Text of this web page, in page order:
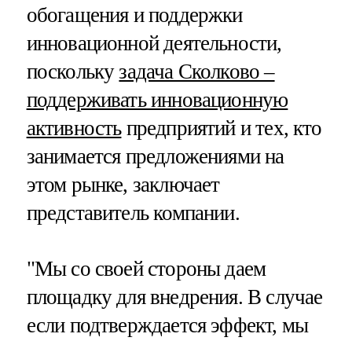
обогащения и поддержки
инновационной деятельности,
посколькузадача Сколково –
поддерживать инновационную
активностьпредприятий и тех, кто
занимается предложениями на
этом рынке, заключает
представитель компании.
"Мы со своей стороны даем
площадку для внедрения. В случае
если подтверждается эффект, мы